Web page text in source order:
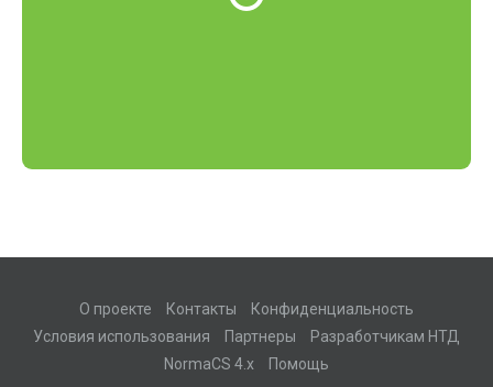
О проекте Контакты
Конфиденциальность
Условия использования
Партнеры
Разработчикам НТД
NormaCS 4.x
Помощь